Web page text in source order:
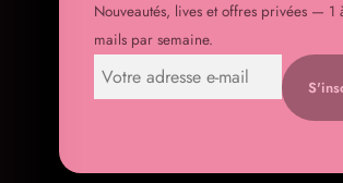
Nouveautés, lives et offres privées — 1
mails par semaine.